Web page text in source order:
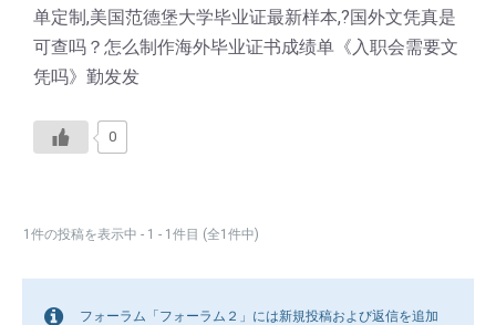
单定制,美国范德堡大学毕业证最新样本,?国外文凭真是
可查吗？怎么制作海外毕业证书成绩单《入职会需要文
凭吗》勤发发
0
1件の投稿を表示中 - 1 - 1件目 (全1件中)
フォーラム「フォーラム２」には新規投稿および返信を追加